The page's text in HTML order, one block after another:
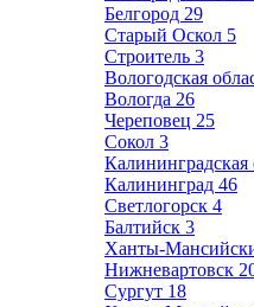
Белгород 29
Старый Оскол 5
Строитель 3
Вологодская
Вологда 26
Череповец 25
Сокол 3
Калининградская
Калининград 46
Светлогорск 4
Балтийск 3
Ханты-
Нижневартовск
Сургут 18